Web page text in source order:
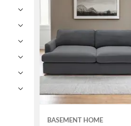
BASEMENT HOME